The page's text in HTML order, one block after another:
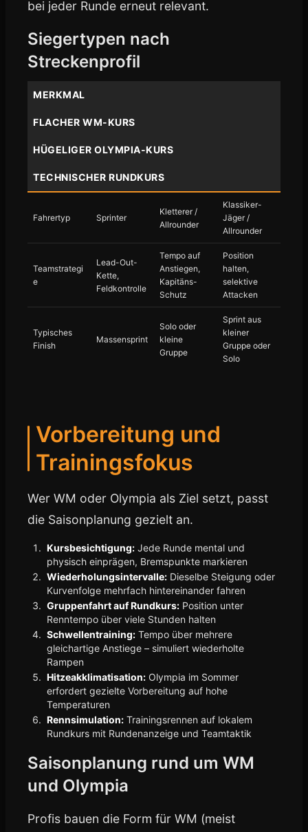
bei jeder Runde erneut relevant.
Siegertypen nach
Streckenprofil
MERKMAL
FLACHER WM-KURS
HÜGELIGER OLYMPIA-KURS
TECHNISCHER RUNDKURS
Fahrertyp Sprinter
Kletterer /
Allrounder
Klassiker-
Jäger /
Allrounder
Teamstrategi
e
Lead-Out-
Kette,
Feldkontrolle
Tempo auf
Anstiegen,
Kapitäns-
Schutz
Position
halten,
selektive
Attacken
Typisches
Finish
Massensprint
Solo oder
kleine
Gruppe
Sprint aus
kleiner
Gruppe oder
Solo
Vorbereitung und
Trainingsfokus
Wer WM oder Olympia als Ziel setzt, passt
die Saisonplanung gezielt an.
Kursbesichtigung: Jede Runde mental und
physisch einprägen, Bremspunkte markieren
Wiederholungsintervalle: Dieselbe Steigung oder
Kurvenfolge mehrfach hintereinander fahren
Gruppenfahrt auf Rundkurs: Position unter
Renntempo über viele Stunden halten
Schwellentraining: Tempo über mehrere
gleichartige Anstiege – simuliert wiederholte
Rampen
Hitzeakklimatisation: Olympia im Sommer
erfordert gezielte Vorbereitung auf hohe
Temperaturen
Rennsimulation: Trainingsrennen auf lokalem
Rundkurs mit Rundenanzeige und Teamtaktik
Saisonplanung rund um WM
und Olympia
Profis bauen die Form für WM (meist